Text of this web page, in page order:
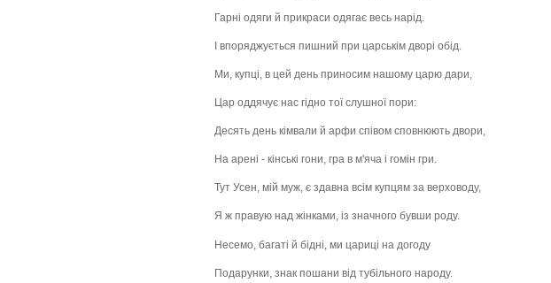
Гарні одяги й прикраси одягає весь нарід.
І впоряджується пишний при царськім дворі обід.
Ми, купці, в цей день приносим нашому царю дари,
Цар оддячує нас гідно тої слушної пори:
Десять день кімвали й арфи співом сповнюють двори,
На арені - кінські гони, гра в м'яча і гомін гри.
Тут Усен, мій муж, є здавна всім купцям за верховоду,
Я ж правую над жінками, із значного бувши роду.
Несемо, багаті й бідні, ми цариці на догоду
Подарунки, знак пошани від тубільного народу.